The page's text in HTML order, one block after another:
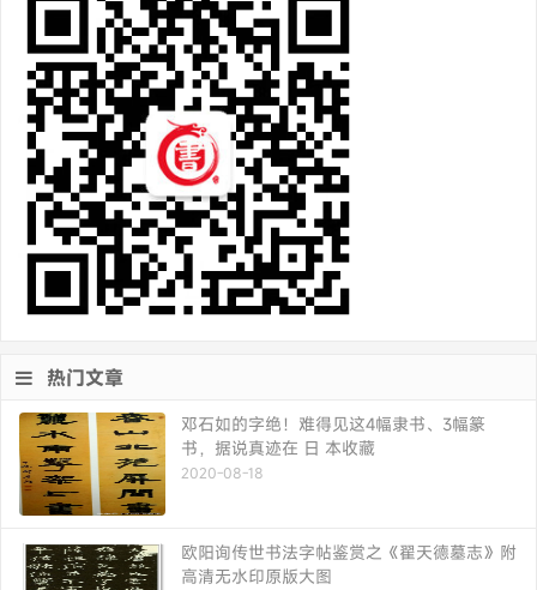
热门文章
邓石如的字绝！难得见这4幅隶书、3幅篆
书，据说真迹在 日 本收藏
2020-08-18
欧阳询传世书法字帖鉴赏之《翟天德墓志》附
高清无水印原版大图